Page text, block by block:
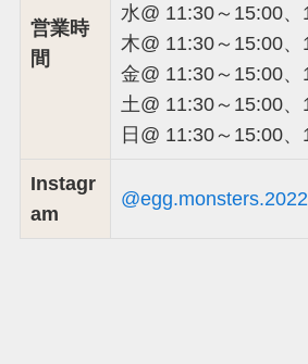
営業時
間
水@ 11:30～15:00
木@ 11:30～15:00
金@ 11:30～15:00
土@ 11:30～15:00
日@ 11:30～15:00
Instagr
am
@egg.monsters.2022